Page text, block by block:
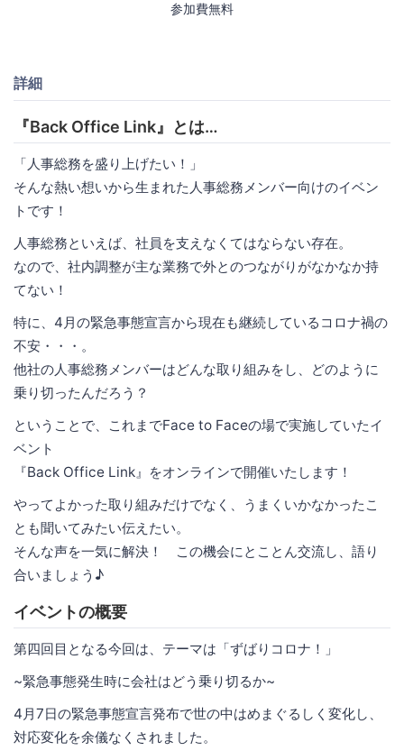
参加費無料
詳細
『Back Office Link』とは…
「人事総務を盛り上げたい！」
そんな熱い想いから生まれた人事総務メンバー向けのイベン
トです！
人事総務といえば、社員を支えなくてはならない存在。
なので、社内調整が主な業務で外とのつながりがなかなか持
てない！
特に、4月の緊急事態宣言から現在も継続しているコロナ禍の
不安・・・。
他社の人事総務メンバーはどんな取り組みをし、どのように
乗り切ったんだろう？
ということで、これまでFace to Faceの場で実施していたイ
ベント
『Back Office Link』をオンラインで開催いたします！
やってよかった取り組みだけでなく、うまくいかなかったこ
とも聞いてみたい伝えたい。
そんな声を一気に解決！ この機会にとことん交流し、語り
合いましょう♪
イベントの概要
第四回目となる今回は、テーマは「ずばりコロナ！」
~緊急事態発生時に会社はどう乗り切るか~
4月7日の緊急事態宣言発布で世の中はめまぐるしく変化し、
対応変化を余儀なくされました。